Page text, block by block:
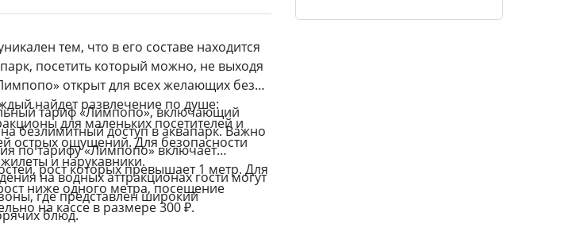
тем, что в его составе находится
посетить который можно, не выходя
открыт для всех желающих без
найдет развлечение по душе:
для маленьких посетителей и
острых ощущений. Для безопасности
и нарукавники.
тариф «Лимпопо», включающий
безлимитный доступ в аквапарк. Важно
по тарифу «Лимпопо» включает
рост которых превышает 1 метр. Для
ниже одного метра, посещение
на кассе в размере 300 ₽.
на водных аттракционах гости могут
где представлен широкий
блюд.